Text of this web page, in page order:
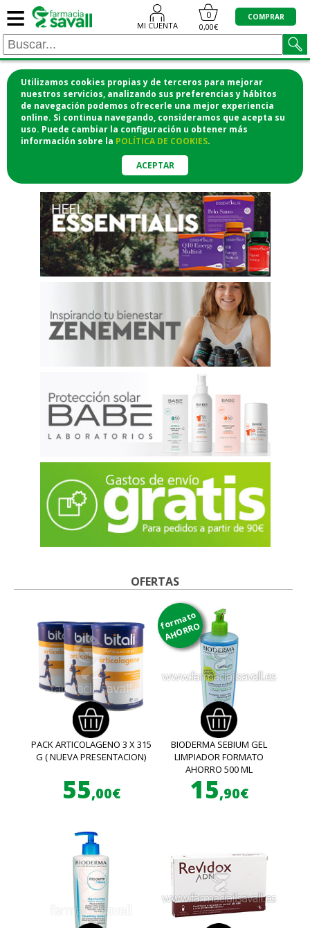
Utilizamos cookies propias y de terceros para mejorar
nuestros servicios, analizando sus preferencias y hábitos
de navegación podemos ofrecerle una mejor experiencia
online. Si continua navegando, consideramos que acepta su
uso. Puede cambiar la configuración u obtener más
información sobre la POLÍTICA DE COOKIES.
ACEPTAR
≡ MI CUENTA
0
0,00€
COMPRAR
¡COMPRA CÓMODAMENTE
DESDE CASA Y RECOGE EN LA
FARMACIA!o si lo prefieres te lo mandamos
a casa
OFERTAS
PACK ARTICOLAGENO 3 X 315
G ( NUEVA PRESENTACION)
55,00€
formato
AHORRO
BIODERMA SEBIUM GEL
LIMPIADOR FORMATO
AHORRO 500 ML
15,90€